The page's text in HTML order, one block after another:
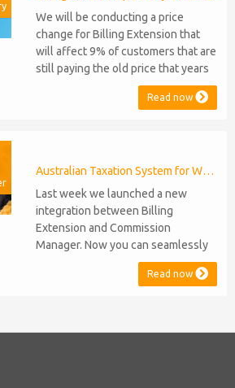
will be required PHP S...
We will be conducting a price
change for Billing Extension that
will affect 9% of customers that are
still paying the old price that years
ago was increased from 95 to 149
euro / year. It was 2014 when we
years Billing Extension has never
stopped...
Read now
Australian Taxation System for WHMCS
Last week we launched a new
integration between Billing
Extension and Commission
Manager. Now you can seamlessly
issue Credit Notes in line with
Australian Taxation System. The
Supplier and 47% Withholding.
Read now